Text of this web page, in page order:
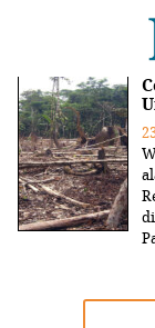
Weitere Artikel
Suchen